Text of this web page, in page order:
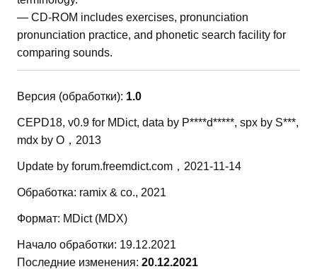
— CD-ROM includes exercises, pronunciation
pronunciation practice, and phonetic search facility for
comparing sounds.
Версия (обработки): 1.0
CEPD18, v0.9 for MDict, data by P****d*****, spx by S***,
mdx by O，2013
Update by forum.freemdict.com，2021-11-14
Обработка: ramix & co., 2021
Формат: MDict (MDX)
Начало обработки: 19.12.2021
Последние изменения: 20.12.2021